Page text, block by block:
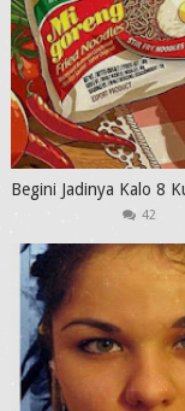
Begini Jadinya Kalo 8
42